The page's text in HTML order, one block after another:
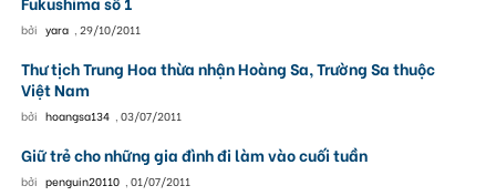
bởi yara , 29/10/2011
Thư tịch Trung Hoa thừa nhận Hoàng Sa, Trường Sa thuộc
Việt Nam
bởi hoangsa134 , 03/07/2011
Giữ trẻ cho những gia đình đi làm vào cuối tuần
bởi penguin20110 , 01/07/2011